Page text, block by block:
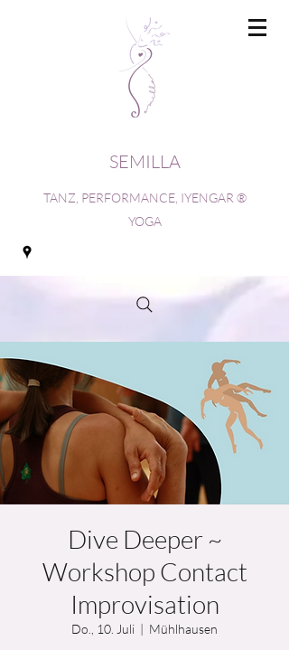
SEMILLA
TANZ, PERFORMANCE, IYENGAR ®
YOGA
Dive Deeper ~
Workshop Contact
Improvisation
Do., 10. Juli
  |
Mühlhausen